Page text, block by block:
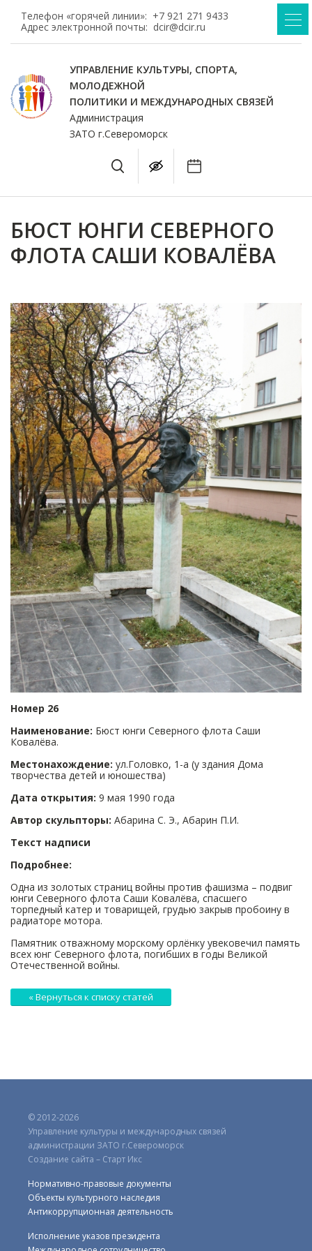
Телефон «горячей линии»: +7 921 271 9433
Адрес электронной почты: dcir@dcir.ru
УПРАВЛЕНИЕ КУЛЬТУРЫ, СПОРТА,
МОЛОДЕЖНОЙ
ПОЛИТИКИ И МЕЖДУНАРОДНЫХ СВЯЗЕЙ
Администрация
ЗАТО г.Североморск
БЮСТ ЮНГИ СЕВЕРНОГО
ФЛОТА САШИ КОВАЛЁВА
Номер 26
Наименование: Бюст юнги Северного флота Саши
Ковалёва.
Местонахождение: ул.Головко, 1-а (у здания Дома
творчества детей и юношества)
Дата открытия: 9 мая 1990 года
Автор скульпторы: Абарина С. Э., Абарин П.И.
Текст надписи
Подробнее:
Одна из золотых страниц войны против фашизма – подвиг
юнги Северного флота Саши Ковалёва, спасшего
торпедный катер и товарищей, грудью закрыв пробоину в
радиаторе мотора.
Памятник отважному морскому орлёнку увековечил память
всех юнг Северного флота, погибших в годы Великой
Отечественной войны.
« Вернуться к списку статей
© 2012-2026
Управление культуры и международных связей
администрации ЗАТО г.Североморск
Создание сайта – Старт Икс
Нормативно-правовые документы
Объекты культурного наследия
Антикоррупционная деятельность
Исполнение указов президента